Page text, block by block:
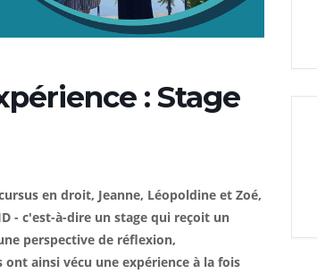
: Stage
en droit, Jeanne, Léopoldine et Zoé,
- c'est-à-dire un stage qui reçoit un
perspective de réflexion,
ainsi vécu une expérience à la fois